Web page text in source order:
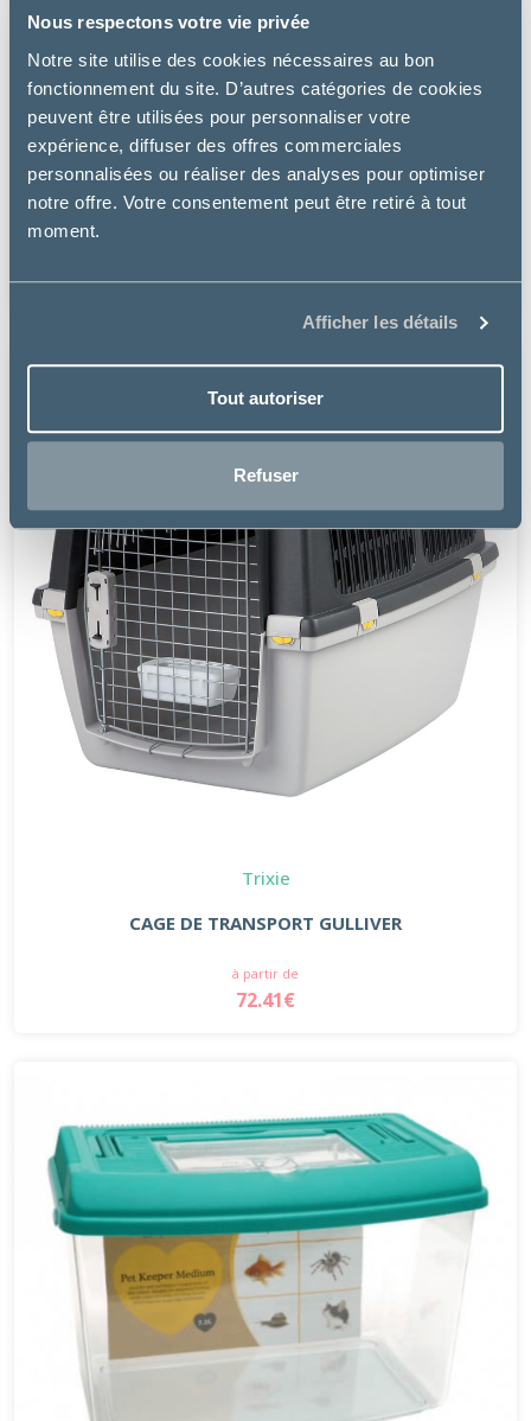
Nous respectons votre vie privée
Notre site utilise des cookies nécessaires au bon
fonctionnement du site. D’autres catégories de cookies
peuvent être utilisées pour personnaliser votre
expérience, diffuser des offres commerciales
personnalisées ou réaliser des analyses pour optimiser
notre offre. Votre consentement peut être retiré à tout
moment.
Afficher les détails
Tout autoriser
Refuser
CALCIUM REPTILE
9.30€
Trixie
CAGE DE TRANSPORT GULLIVER
à partir de
72.41€